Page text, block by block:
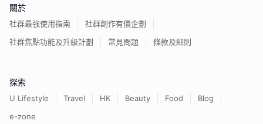
關於
社群最強使用指南
社群創作有價企劃
社群焦點功能及升級計劃
常見問題 條款及細則
探索
U Lifestyle Travel HK Beauty Food
Blog
e-zone